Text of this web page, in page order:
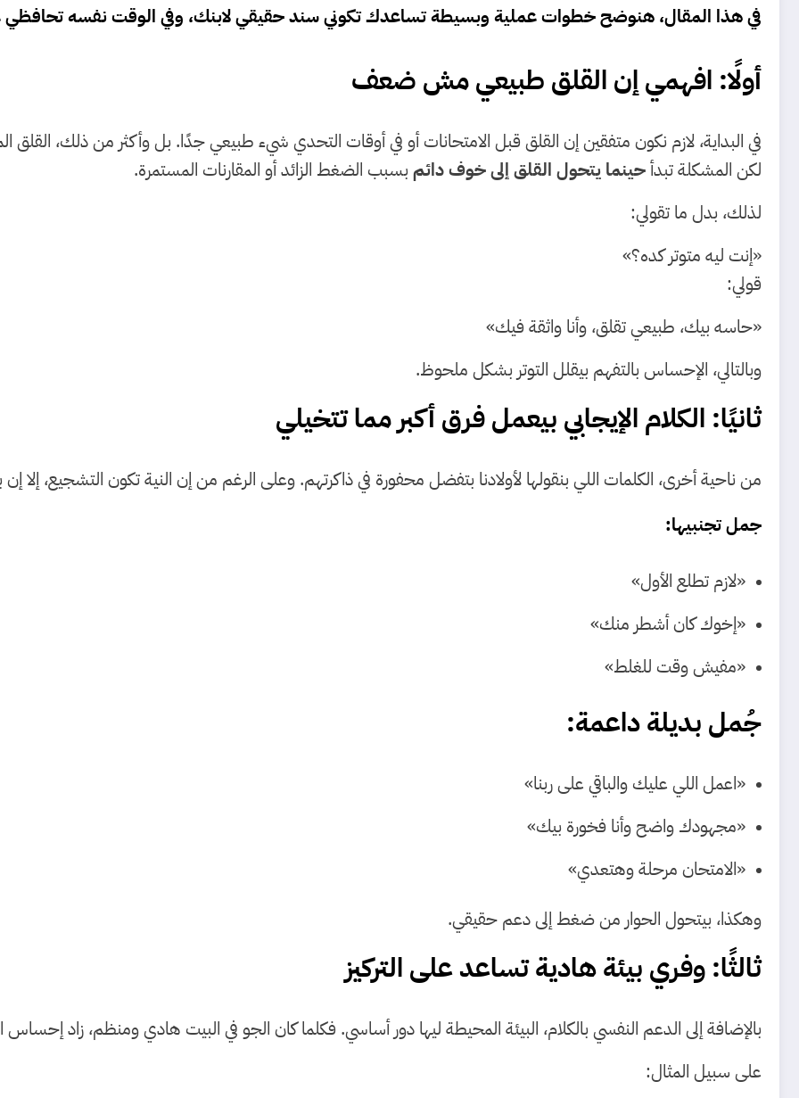
في هذا المقال، هنوضح خطوات عملية وبسيطة تساعدك تكوني سند حقيقي لابنك، وفي الوقت نفسه تحافظي
أولًا: افهمي إن القلق طبيعي مش ضعف
في البداية، لازم نكون متفقين إن القلق قبل الامتحانات أو في أوقات التحدي شيء طبيعي جدًا. بل وأكثر من ذلك، القلق
لكن المشكلة تبدأحينما يتحول القلق إلى خوف دائمبسبب الضغط الزائد أو المقارنات المستمرة.
لذلك، بدل ما تقولي:
«إنت ليه متوتر كده؟»
قولي:
«حاسه بيك، طبيعي تقلق، وأنا واثقة فيك»
وبالتالي، الإحساس بالتفهم بيقلل التوتر بشكل ملحوظ.
ثانيًا: الكلام الإيجابي بيعمل فرق أكبر مما تتخيلي
من ناحية أخرى، الكلمات اللي بنقولها لأولادنا بتفضل محفورة في ذاكرتهم. وعلى الرغم من إن النية تكون التشجيع،
جمل تجنبيها:
«لازم تطلع الأول»
«إخوك كان أشطر منك»
«مفيش وقت للغلط»
جُمل بديلة داعمة:
«اعمل اللي عليك والباقي على ربنا»
«مجهودك واضح وأنا فخورة بيك»
«الامتحان مرحلة وهتعدي»
وهكذا، بيتحول الحوار من ضغط إلى دعم حقيقي.
ثالثًا: وفري بيئة هادية تساعد على التركيز
بالإضافة إلى الدعم النفسي بالكلام، البيئة المحيطة ليها دور أساسي. فكلما كان الجو في البيت هادي ومنظم، زاد إحساس
على سبيل المثال: